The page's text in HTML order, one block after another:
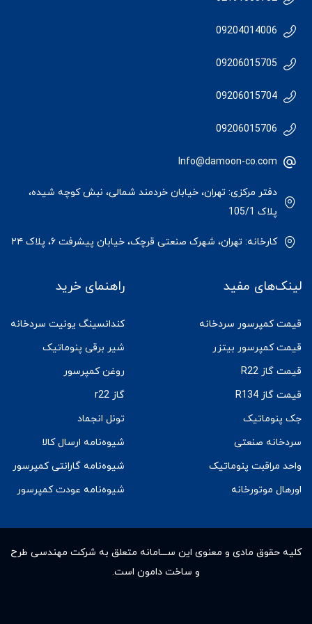
09204014006
09206015705
09206015704
09206015706
Info@damoon-co.com
دفتر مرکزی: تهران، خیابان خردمند شمالی، نبش کوچه شیده،
پلاک 105/1
کارخانه: تهران، شهرک صنعتی قرچک، خیابان پیشرفت ۶، پلاک ۲۴
لینک‌های مفید
قیمت کمپرسور سردخانه
قیمت کمپرسور بیتزر
قیمت گاز R22
قیمت گاز R134
جک پنوماتیک
سردخانه صنعتی
واحد مراقبت پنوماتیک
اورهال موتورخانه
راهنمای خرید
کندانسینگ یونیت سردخانه
شیر برقی پنوماتیک
روغن کمپرسور
گاز r22
تونل انجماد
شیوه‌نامه ارسال کالا
شیوه‌نامه گارانتی کمپرسور
شیوه‌نامه عودت کمپرسور
کلیه حقوق مادى و معنوى این ســـامانه متعلق به شرکت مهندسی طرح
و ساخت دامون است.